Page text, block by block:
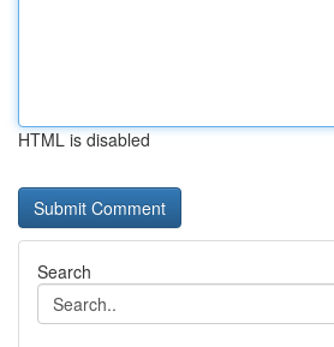
HTML is disabled
Search